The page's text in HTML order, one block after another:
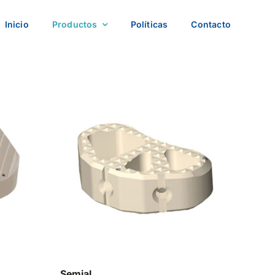
Inicio Productos Políticas Contacto